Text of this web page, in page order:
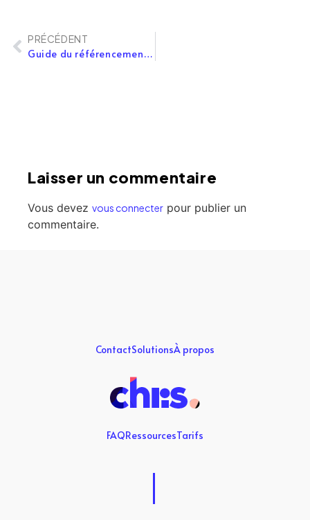
PRÉCÉDENT
Guide du référencement pour les petites entreprises
Laisser un commentaire
Vous devez vous connecter pour publier un
commentaire.
ContactSolutionsÀ propos
FAQRessourcesTarifs